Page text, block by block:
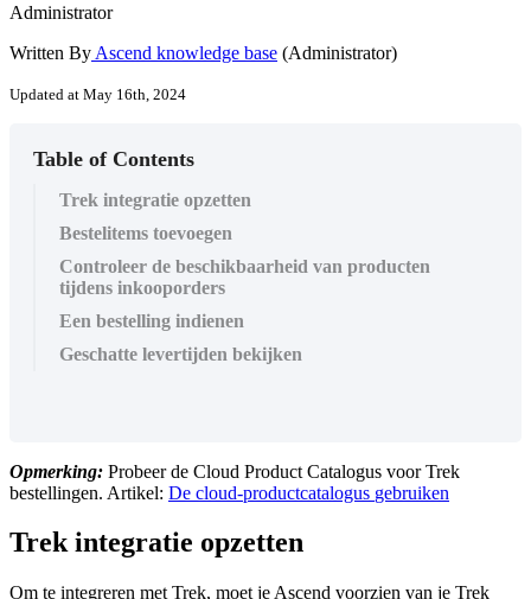
Administrator
Written By Ascend knowledge base (Administrator)
Updated at May 16th, 2024
Table of Contents
Trek integratie opzetten
Bestelitems toevoegen
Controleer de beschikbaarheid van producten
tijdens inkooporders
Een bestelling indienen
Geschatte levertijden bekijken
Opmerking: Probeer de Cloud Product Catalogus voor Trek
bestellingen. Artikel: De cloud-productcatalogus gebruiken
Trek integratie opzetten
Om te integreren met Trek, moet je Ascend voorzien van je Trek